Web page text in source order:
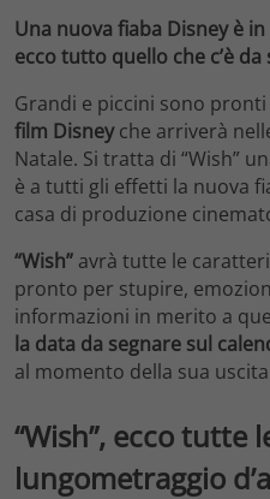
Una nuova fiaba Disney è
ecco tutto quello che c’è da
Grandi e piccini sono
film Disneyche arriverà
Natale. Si tratta di “Wish”
è a tutti gli effetti la nuova
casa di produzione
“Wish” avrà tutte le
pronto per stupire,
informazioni in merito a
la data da segnare sul
al momento della sua
“Wish”, ecco tutte
lungometraggio